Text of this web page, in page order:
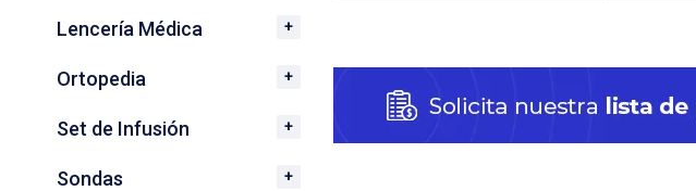
Lencería Médica
Ortopedia
Set de Infusión
Sondas